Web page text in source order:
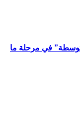
في مرحلة ما